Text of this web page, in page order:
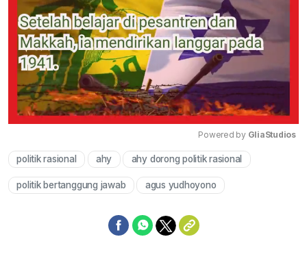
Mute
Powered by GliaStudios
politik rasional ahy ahy dorong politik rasional
politik bertanggung jawab agus yudhoyono